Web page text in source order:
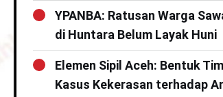
YPANBA: Ratusan Warga
di Huntara Belum Layak Huni
Elemen Sipil Aceh: Bentuk
Kasus Kekerasan terhadap